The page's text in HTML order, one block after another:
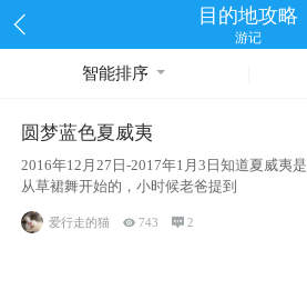
目的地攻略
游记
智能排序
圆梦蓝色夏威夷
2016年12月27日-2017年1月3日知道夏威夷是
从草裙舞开始的，小时候老爸提到
爱行走的猫 743 2